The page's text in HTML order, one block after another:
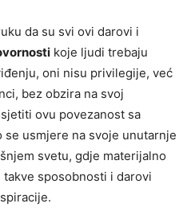
da su svi ovi darovi i
koje ljudi trebaju
oni nisu privilegije, već
bez obzira na svoj
ovu povezanost sa
se usmjere na svoje unutarnje
svetu, gdje materijalno
sposobnosti i darovi